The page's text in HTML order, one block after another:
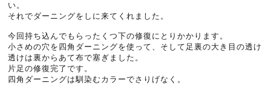
い。
それでダーニングをしに来てくれました。
今回持ち込んでもらったくつ下の修復にとりかかります。
小さめの穴を四角ダーニングを使って、そして足裏の大き目の透け
透けは裏からあて布で塞ぎました。
片足の修復完了です。
四角ダーニングは馴染むカラーでさりげなく。